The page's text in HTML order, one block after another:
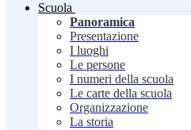
Scuola
Panoramica
Presentazione
I luoghi
Le persone
I numeri della scuola
Le carte della scuola
Organizzazione
La storia